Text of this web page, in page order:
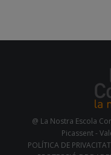
@ La Nostra Escola
Picassent -
POLÍTICA DE